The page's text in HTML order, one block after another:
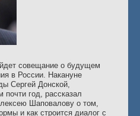
совещание о будущем
в России. Накануне
Сергей Донской,
почти год, рассказал
Шаповалову о том,
и как строится диалог с